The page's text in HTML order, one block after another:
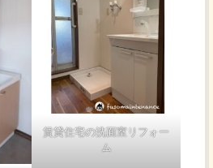
賃貸住宅の洗面室リフォー
ム